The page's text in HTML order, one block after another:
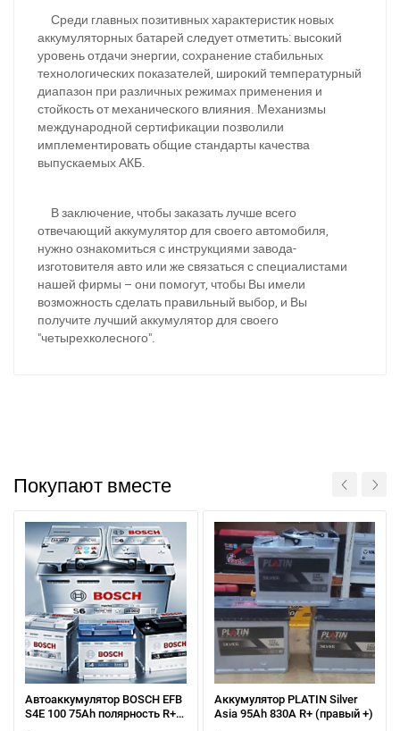
Среди главных позитивных характеристик новых
аккумуляторных батарей следует отметить: высокий
уровень отдачи энергии, сохранение стабильных
технологических показателей, широкий температурный
диапазон при различных режимах применения и
стойкость от механического влияния. Механизмы
международной сертификации позволили
имплементировать общие стандарты качества
выпускаемых АКБ.
В заключение, чтобы заказать лучше всего
отвечающий аккумулятор для своего автомобиля,
нужно ознакомиться с инструкциями завода-
изготовителя авто или же связаться с специалистами
нашей фирмы – они помогут, чтобы Вы имели
возможность сделать правильный выбор, и Вы
получите лучший аккумулятор для своего
"четырехколесного".
Покупают вместе
Автоаккумулятор BOSCH EFB
S4E 100 75Ah полярность R+ –
Аккумулятор PLATIN Silver
Asia 95Ah 830A R+ (правый +)
При отсутствии связи - пишите, звоните в Viber /
Telegram (093) 600-51-11
Написать в Viber Написать в Telegram